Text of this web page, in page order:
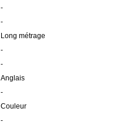
-
-
Long métrage
-
-
Anglais
-
Couleur
-